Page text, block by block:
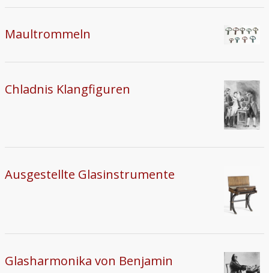
Maultrommeln
Chladnis Klangfiguren
Ausgestellte Glasinstrumente
Glasharmonika von Benjamin